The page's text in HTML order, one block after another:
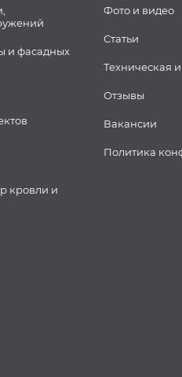
и фасадных
кровли и
Фото и видео
Статьи
Техническая
Отзывы
Вакансии
Политика